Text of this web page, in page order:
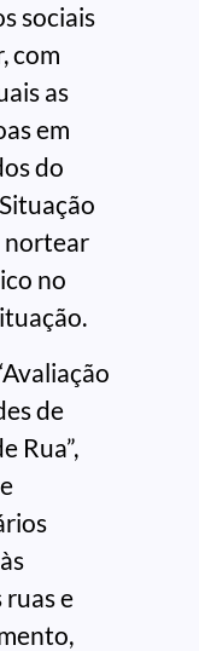
sociais
com
as
em
do
nortear
no
de
Rua”,
ruas e